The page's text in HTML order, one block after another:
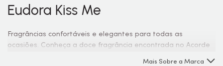
Eudora Kiss Me
Fragrâncias confortáveis e elegantes para todas as
ocasiões. Conheça a doce fragrância encontrada no Acorde
Mais Sobre a Marca